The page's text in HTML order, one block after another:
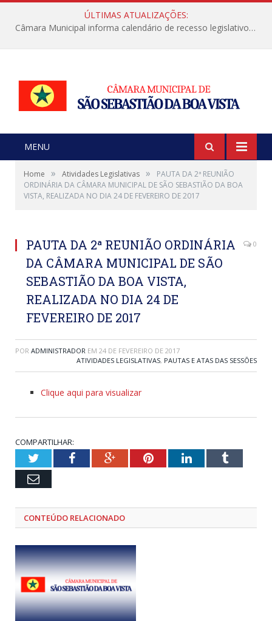
ÚLTIMAS ATUALIZAÇÕES:
Câmara Municipal informa calendário de recesso legislativo de julho
MENU
Home » Atividades Legislativas »
PAUTA DA 2ª REUNIÃO
ORDINÁRIA DA CÂMARA MUNICIPAL DE SÃO SEBASTIÃO DA BOA
VISTA, REALIZADA NO DIA 24 DE FEVEREIRO DE 2017
PAUTA DA 2ª REUNIÃO ORDINÁRIA
DA CÂMARA MUNICIPAL DE SÃO
SEBASTIÃO DA BOA VISTA,
REALIZADA NO DIA 24 DE
FEVEREIRO DE 2017
0
POR ADMINISTRADOR EM 24 DE FEVEREIRO DE 2017
ATIVIDADES LEGISLATIVAS, PAUTAS E ATAS DAS SESSÕES
Clique aqui para visualizar
COMPARTILHAR:
TwitterFacebookGoogle+PinterestLinkedInTumblr
Email
CONTEÚDO RELACIONADO